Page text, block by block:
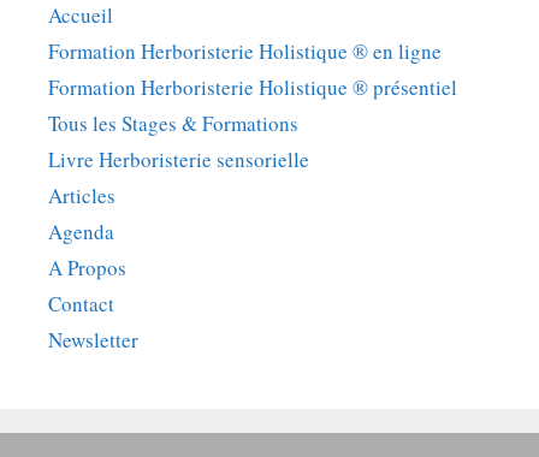
Accueil
Formation Herboristerie Holistique ® en ligne
Formation Herboristerie Holistique ® présentiel
Tous les Stages & Formations
Livre Herboristerie sensorielle
Articles
Agenda
A Propos
Contact
Newsletter